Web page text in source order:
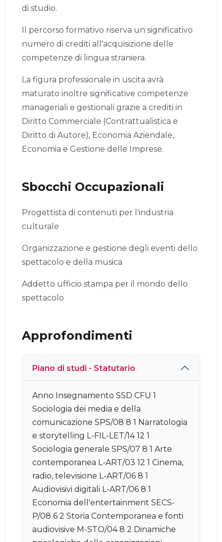
di studio.
Il percorso formativo riserva un significativo
numero di crediti all'acquisizione delle
competenze di lingua straniera.
La figura professionale in uscita avrà
maturato inoltre significative competenze
manageriali e gestionali grazie a crediti in
Diritto Commerciale (Contrattualistica e
Diritto di Autore), Economia Aziendale,
Economia e Gestione delle Imprese.
Sbocchi Occupazionali
Progettista di contenuti per l'industria
culturale
Organizzazione e gestione degli eventi dello
spettacolo e della musica
Addetto ufficio stampa per il mondo dello
spettacolo
Approfondimenti
Piano di studi - Statutario
Anno Insegnamento SSD CFU 1
Sociologia dei media e della
comunicazione SPS/08 8 1 Narratologia
e storytelling L-FIL-LET/14 12 1
Sociologia generale SPS/07 8 1 Arte
contemporanea L-ART/03 12 1 Cinema,
radio, televisione L-ART/06 8 1
Audiovisivi digitali L-ART/06 8 1
Economia dell'entertainment SECS-
P/08 6 2 Storia Contemporanea e fonti
audiovisive M-STO/04 8 2 Dinamiche